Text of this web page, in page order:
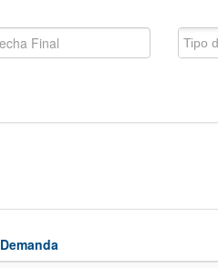
Demanda